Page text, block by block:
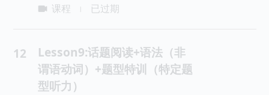
课程 已过期
12
Lesson9:话题阅读+语法（非
谓语动词）+题型特训（特定题
型听力）